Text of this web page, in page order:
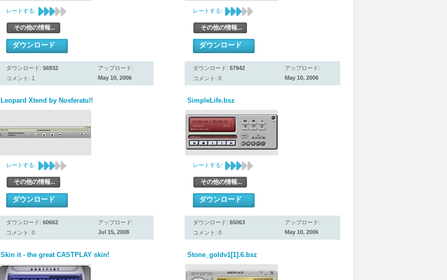
レートする:
その他の情報...
ダウンロード
ダウンロード: 56932
コメント: 1
アップロード:
May 10, 2006
レートする:
その他の情報...
ダウンロード
ダウンロード: 57942
コメント: 0
アップロード:
May 10, 2006
Leopard Xtend by Nosferatu!!
レートする:
その他の情報...
ダウンロード
ダウンロード: 60662
コメント: 0
アップロード:
Jul 15, 2008
SimpleLife.bsz
レートする:
その他の情報...
ダウンロード
ダウンロード: 65063
コメント: 0
アップロード:
May 10, 2006
Skin it - the great CASTPLAY skin! Stone_goldv1[1].6.bsz